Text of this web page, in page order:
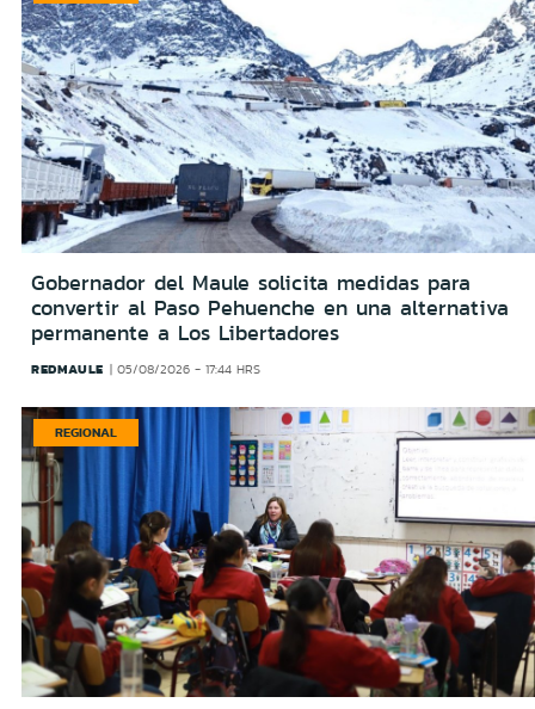
Gobernador del Maule solicita medidas para
convertir al Paso Pehuenche en una alternativa
permanente a Los Libertadores
REDMAULE 05/08/2026 - 17:44 HRS
REGIONAL